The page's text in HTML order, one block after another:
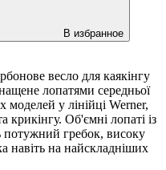
В избранное
весло для каякінгу
лопатями середньої
у лінійці Werner,
крикінгу. Об'ємні лопаті із
гребок, високу
навіть на найскладніших